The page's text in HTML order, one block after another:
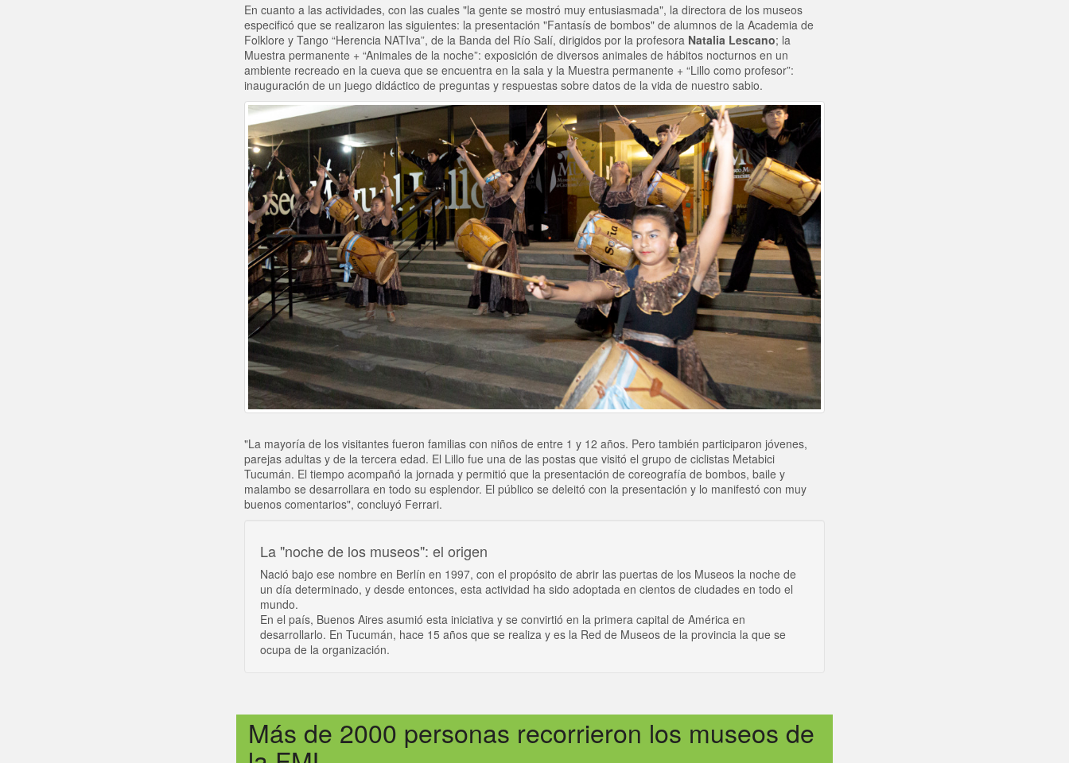
En cuanto a las actividades, con las cuales "la gente se mostró muy entusiasmada", la directora de los museos
especificó que se realizaron las siguientes: la presentación "Fantasís de bombos" de alumnos de la Academia de
Folklore y Tango “Herencia NATIva”, de la Banda del Río Salí, dirigidos por la profesora Natalia Lescano; la
Muestra permanente + “Animales de la noche”: exposición de diversos animales de hábitos nocturnos en un
ambiente recreado en la cueva que se encuentra en la sala y la Muestra permanente + “Lillo como profesor”:
inauguración de un juego didáctico de preguntas y respuestas sobre datos de la vida de nuestro sabio.
"La mayoría de los visitantes fueron familias con niños de entre 1 y 12 años. Pero también participaron jóvenes,
parejas adultas y de la tercera edad. El Lillo fue una de las postas que visitó el grupo de ciclistas Metabici
Tucumán. El tiempo acompañó la jornada y permitió que la presentación de coreografía de bombos, baile y
malambo se desarrollara en todo su esplendor. El público se deleitó con la presentación y lo manifestó con muy
buenos comentarios", concluyó Ferrari.
La "noche de los museos": el origen
Nació bajo ese nombre en Berlín en 1997, con el propósito de abrir las puertas de los Museos la noche de
un día determinado, y desde entonces, esta actividad ha sido adoptada en cientos de ciudades en todo el
mundo.
En el país, Buenos Aires asumió esta iniciativa y se convirtió en la primera capital de América en
desarrollarlo. En Tucumán, hace 15 años que se realiza y es la Red de Museos de la provincia la que se
ocupa de la organización.
Más de 2000 personas recorrieron los museos de